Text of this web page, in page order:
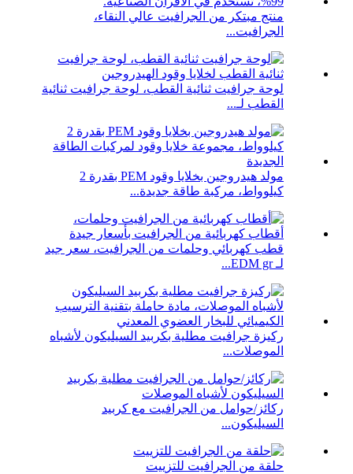
منتج مبتكر من الجرافيت عالي النقاء،
الجرافيت...
لوحة جرافيت ثنائية القطب، لوحة جرافيت ثنائية
القطب لـ...
مولد هيدروجين بخلايا وقود PEM بقدرة 2
كيلوواط، مركبة طاقة جديدة...
قطب كهربائي وحلمات من الجرافيت، سعر جيد
لـ EDM gr...
ركيزة جرافيت مطلية بكربيد السيليكون لأشباه
الموصلات...
ركائز/حوامل من الجرافيت مع كربيد
السيليكون...
حلقة من الجرافيت للتزييت